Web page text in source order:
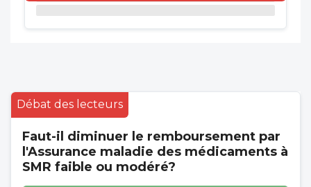
Débat des lecteurs
Faut-il diminuer le remboursement par
l'Assurance maladie des médicaments à
SMR faible ou modéré?